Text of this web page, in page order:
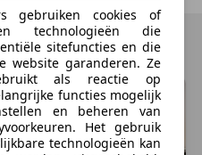
USB-poort kun je je
blijven met de
Gold, Black en
door Joppen
gebruiken cookies of
technologieën die
sitefuncties en die
website garanderen. Ze
als reactie op
functies mogelijk
en beheren van
Het gebruik
technologieën kan